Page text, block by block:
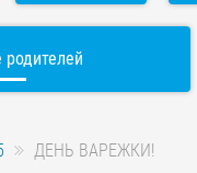
ДЕНЬ ВАРЕЖКИ!